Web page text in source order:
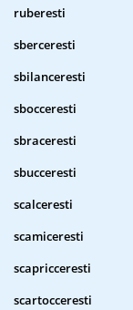
ruberesti
sberceresti
sbilanceresti
sbocceresti
sbraceresti
sbucceresti
scalceresti
scamiceresti
scapricceresti
scartocceresti